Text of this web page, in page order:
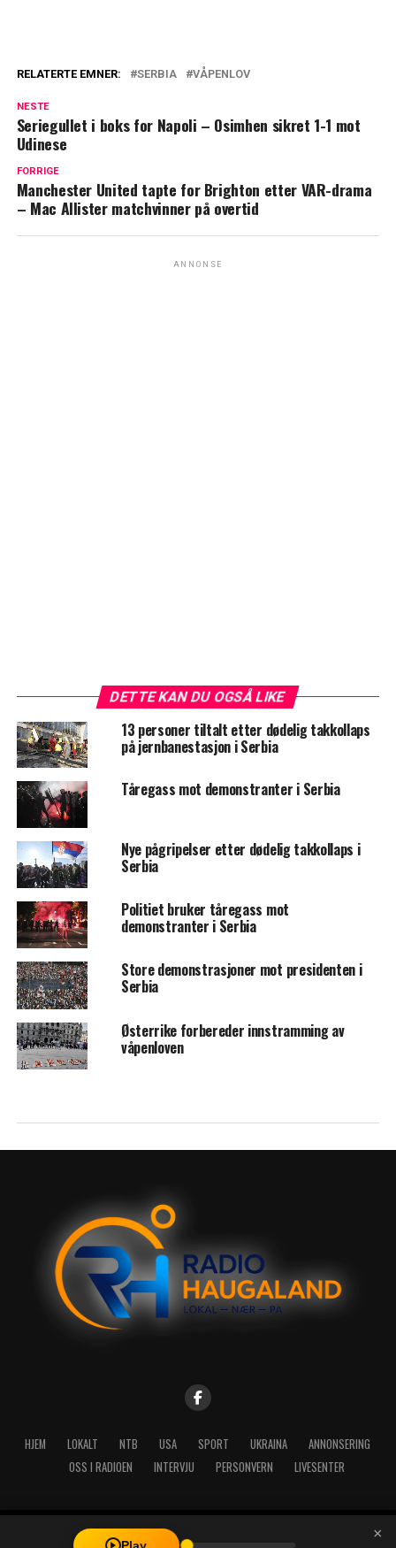
RELATERTE EMNER: SERBIA VÅPENLOV
NESTE
Seriegullet i boks for Napoli – Osimhen sikret 1-1 mot
Udinese
FORRIGE
Manchester United tapte for Brighton etter VAR-drama
– Mac Allister matchvinner på overtid
ANNONSE
DETTE KAN DU OGSÅ LIKE
13 personer tiltalt etter dødelig takkollaps
på jernbanestasjon i Serbia
Tåregass mot demonstranter i Serbia
Nye pågripelser etter dødelig takkollaps i
Serbia
Politiet bruker tåregass mot
demonstranter i Serbia
Store demonstrasjoner mot presidenten i
Serbia
Østerrike forbereder innstramming av
våpenloven
HJEM LOKALT NTB USA SPORT UKRAINA
ANNONSERING
OSS I RADIOEN
INTERVJU PERSONVERN LIVESENTER
Copyright © 2026 A-Media AS | Radio Haugaland - Haraldsgata 114,
×